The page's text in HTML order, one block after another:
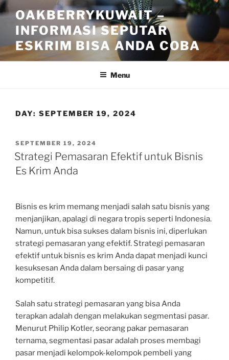
Skip
to
content
OAKBERRYKUWAIT –
INFORMASI SEPUTAR
ESKRIM BISA ANDA COBA
Menu
DAY: SEPTEMBER 19, 2024
POSTED
ON
SEPTEMBER 19, 2024
Strategi Pemasaran Efektif untuk Bisnis
Es Krim Anda
Bisnis es krim memang menjadi salah satu bisnis yang
menjanjikan, apalagi di negara tropis seperti Indonesia.
Namun, untuk bisa sukses dalam bisnis ini, diperlukan
strategi pemasaran yang efektif. Strategi pemasaran
efektif untuk bisnis es krim Anda dapat menjadi kunci
kesuksesan Anda dalam bersaing di pasar yang
kompetitif.
Salah satu strategi pemasaran yang bisa Anda
terapkan adalah dengan melakukan segmentasi pasar.
Menurut Philip Kotler, seorang pakar pemasaran
ternama, segmentasi pasar adalah proses membagi
pasar menjadi kelompok-kelompok pembeli yang